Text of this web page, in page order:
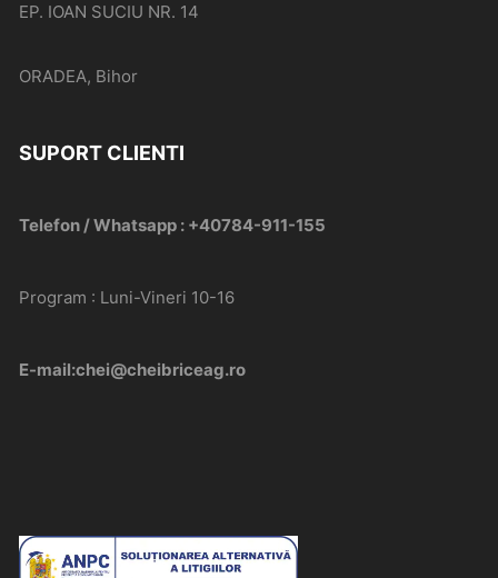
EP. IOAN SUCIU NR. 14
ORADEA, Bihor
SUPORT CLIENTI
Telefon / Whatsapp : +40784-911-155
Program : Luni-Vineri 10-16
E-mail:chei@cheibriceag.ro